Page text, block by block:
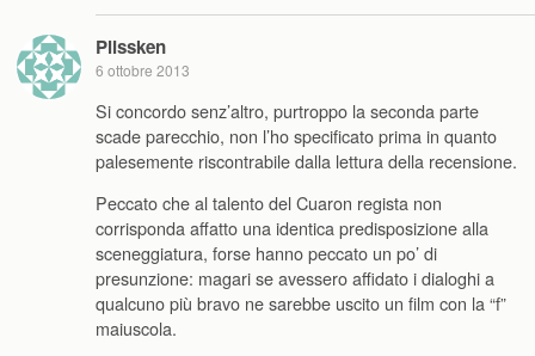
Plissken
6 ottobre 2013
Si concordo senz’altro, purtroppo la seconda parte
scade parecchio, non l’ho specificato prima in quanto
palesemente riscontrabile dalla lettura della recensione.
Peccato che al talento del Cuaron regista non
corrisponda affatto una identica predisposizione alla
sceneggiatura, forse hanno peccato un po’ di
presunzione: magari se avessero affidato i dialoghi a
qualcuno più bravo ne sarebbe uscito un film con la “f”
maiuscola.